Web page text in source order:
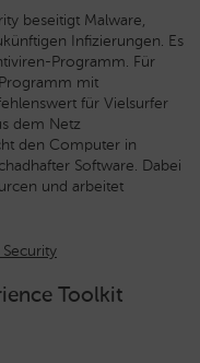
beseitigt Malware,
Infizierungen. Es
Programm. Für
mit
für Vielsurfer
dem Netz
den Computer in
Software. Dabei
und arbeitet
Toolkit